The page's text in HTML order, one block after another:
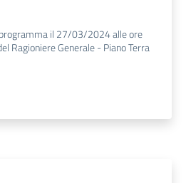
il 27/03/2024 alle ore
Ragioniere Generale - Piano Terra